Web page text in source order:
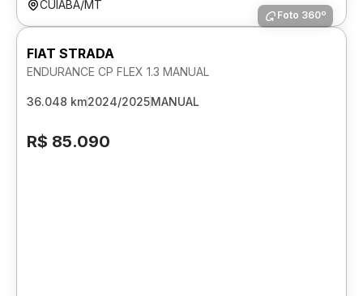
CUIABÁ/MT
Foto 360º
FIAT STRADA
ENDURANCE CP FLEX 1.3 MANUAL
36.048 km2024/2025MANUAL
R$ 85.090